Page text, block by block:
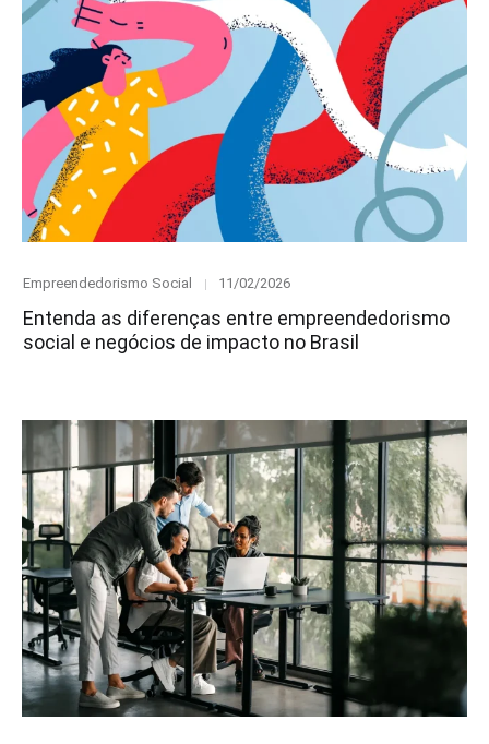
Category
Empreendedorismo Social
Posted
11/02/2026
Entenda as diferenças entre empreendedorismo
social e negócios de impacto no Brasil